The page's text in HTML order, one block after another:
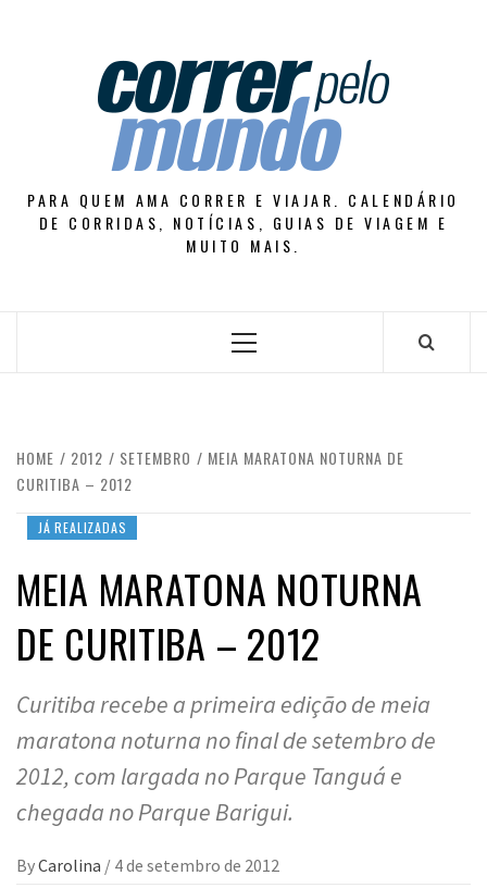
PARA QUEM AMA CORRER E VIAJAR. CALENDÁRIO
DE CORRIDAS, NOTÍCIAS, GUIAS DE VIAGEM E
MUITO MAIS.
Primary
HOME 2012 SETEMBRO
MEIA MARATONA NOTURNA DE
CURITIBA – 2012
JÁ REALIZADAS
MEIA MARATONA NOTURNA
DE CURITIBA – 2012
Curitiba recebe a primeira edição de meia
maratona noturna no final de setembro de
2012, com largada no Parque Tanguá e
chegada no Parque Barigui.
ByCarolina / 4 de setembro de 2012